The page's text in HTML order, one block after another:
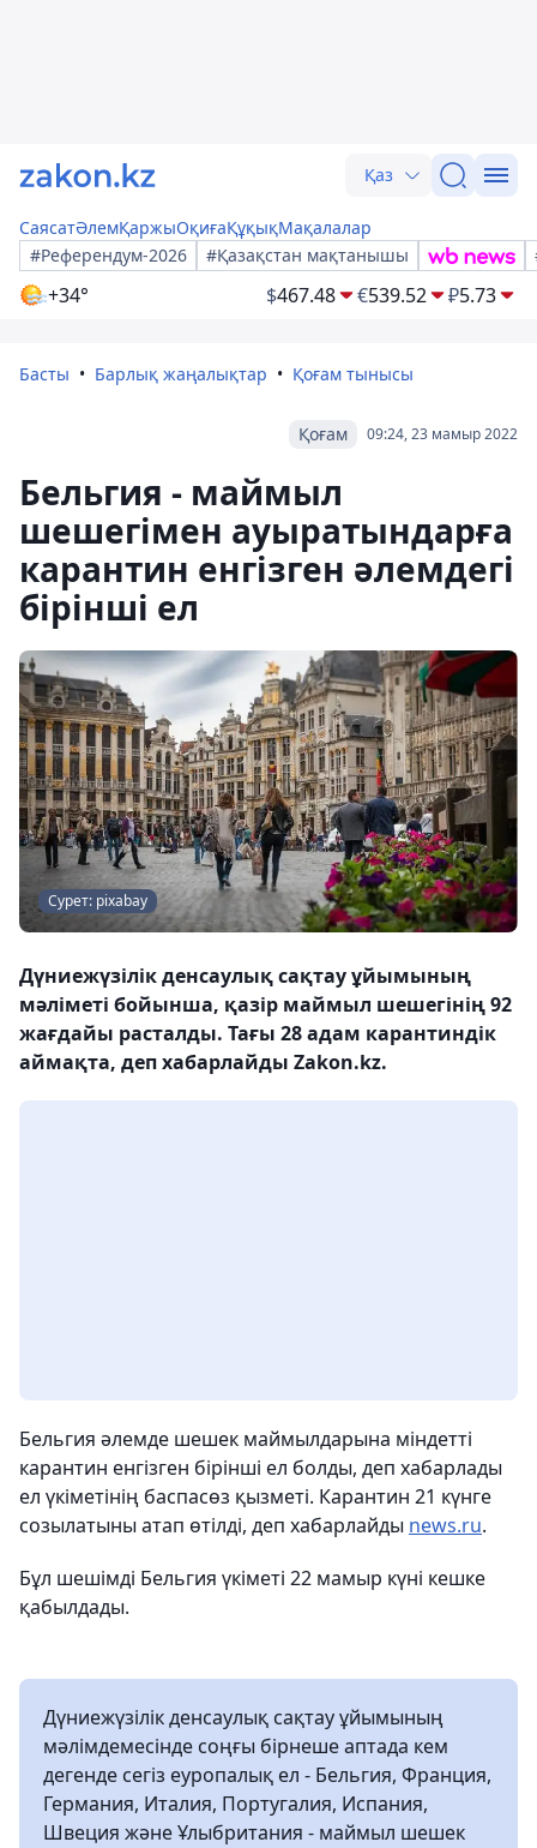
Қаз
СаясатӘлемҚаржыОқиғаҚұқықМақалалар
#Референдум-2026
#Қазақстан мақтанышы
+34° $467.48 €539.52 ₽5.73
Басты Барлық жаңалықтар Қоғам тынысы
09:24, 23 мамыр 2022
Қоғам
Бельгия - маймыл
шешегімен ауыратындарға
карантин енгізген әлемдегі
бірінші ел
Сурет: pixabay
Дүниежүзілік денсаулық сақтау ұйымының
мәліметі бойынша, қазір маймыл шешегінің 92
жағдайы расталды. Тағы 28 адам карантиндік
аймақта, деп хабарлайды Zakon.kz.
Бельгия әлемде шешек маймылдарына міндетті
карантин енгізген бірінші ел болды, деп хабарлады
ел үкіметінің баспасөз қызметі. Карантин 21 күнге
созылатыны атап өтілді, деп хабарлайды news.ru.
Бұл шешімді Бельгия үкіметі 22 мамыр күні кешке
қабылдады.
Дүниежүзілік денсаулық сақтау ұйымының
мәлімдемесінде соңғы бірнеше аптада кем
дегенде сегіз еуропалық ел - Бельгия, Франция,
Германия, Италия, Португалия, Испания,
Швеция және Ұлыбритания - маймыл шешек